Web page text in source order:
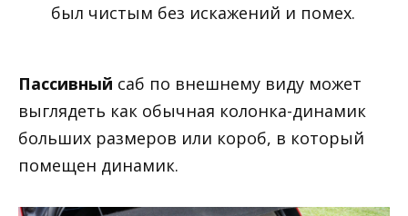
был чистым без искажений и помех.
Пассивный саб по внешнему виду может
выглядеть как обычная колонка-динамик
больших размеров или короб, в который
помещен динамик.